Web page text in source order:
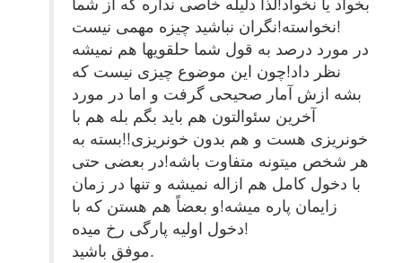
نخواسته!نگران نباشید چیزه مهمی نیست!
در مورد درصد به قول شما حلقویها هم نمیشه
نظر داد!چون این موضوع چیزی نیست که
بشه ازش آمار صحیحی گرفت و اما در مورد
آخرین سئوالتون هم باید بگم بله هم با
خونریزی هست و هم بدون خونریزی!!بسته به
هر شخص میتونه متفاوت باشه!در بعضی حتی
با دخول کامل هم ازاله نمیشه و تنها در زمان
زایمان پاره میشه!و بعضاً هم هستن که با
دخول اولیه پارگی رخ میده!
موفق باشید.